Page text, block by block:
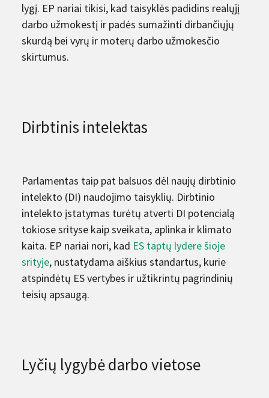
lygį. EP nariai tikisi, kad taisyklės padidins realųjį
darbo užmokestį ir padės sumažinti dirbančiųjų
skurdą bei vyrų ir moterų darbo užmokesčio
skirtumus.
Dirbtinis intelektas
Parlamentas taip pat balsuos dėl naujų dirbtinio
intelekto (DI) naudojimo taisyklių. Dirbtinio
intelekto įstatymas turėtų atverti DI potencialą
tokiose srityse kaip sveikata, aplinka ir klimato
kaita. EP nariai nori, kad ES taptų lydere šioje
srityje, nustatydama aiškius standartus, kurie
atspindėtų ES vertybes ir užtikrintų pagrindinių
teisių apsaugą.
Lyčių lygybė darbo vietose